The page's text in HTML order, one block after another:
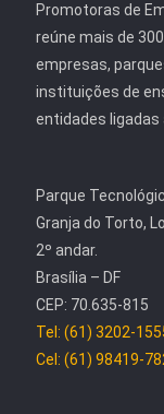
Promotoras de
reúne mais de
empresas,
instituições de
entidades ligadas
Parque
Granja do Torto,
2º andar.
Brasília – DF
CEP: 70.635-815
Tel: (61) 3202-
Cel: (61) 98419-